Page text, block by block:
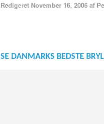
Redigeret November 16, 2006 af
SE DANMARKS BEDSTE